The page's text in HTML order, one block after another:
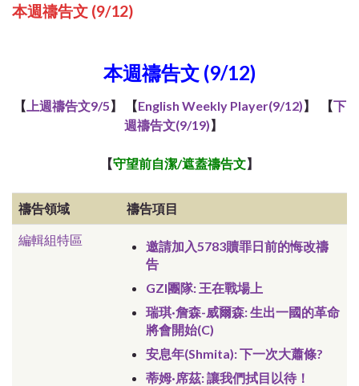
本週禱告文 (9/12)
本週禱告文 (9/12)
【 上週禱告文9/5】 【English Weekly Player(9/12)】 【下
週禱告文(9/19)】
【守望前自潔/遮蓋禱告文】
禱告領域 禱告項目
編輯組特區
邀請加入5783贖罪日前的悔改禱
告
GZI團隊: 王在戰場上
瑞琪·詹森-威爾森: 生出一國的革命
將會開始(C)
安息年(Shmita): 下一次大蕭條?
蒂姆·席茲: 讓我們拭目以待！